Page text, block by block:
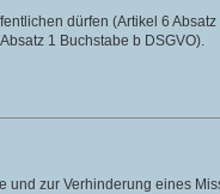
dürfen (Artikel 6
1 Buchstabe b DSGVO).
und zur Verhinderung eines